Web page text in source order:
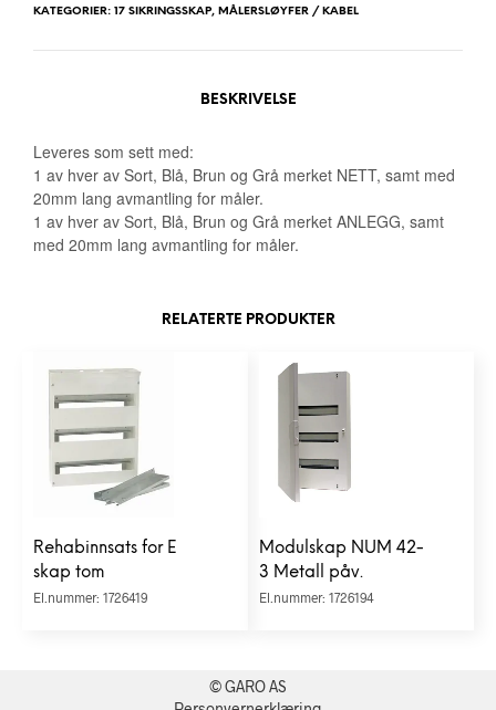
KATEGORIER: 17 SIKRINGSSKAP, MÅLERSLØYFER / KABEL
BESKRIVELSE
Leveres som sett med:
1 av hver av Sort, Blå, Brun og Grå merket NETT, samt med
20mm lang avmantling for måler.
1 av hver av Sort, Blå, Brun og Grå merket ANLEGG, samt
med 20mm lang avmantling for måler.
RELATERTE PRODUKTER
Rehabinnsats for E
skap tom
El.nummer: 1726419
Modulskap NUM 42-
3 Metall påv.
El.nummer: 1726194
© GARO AS